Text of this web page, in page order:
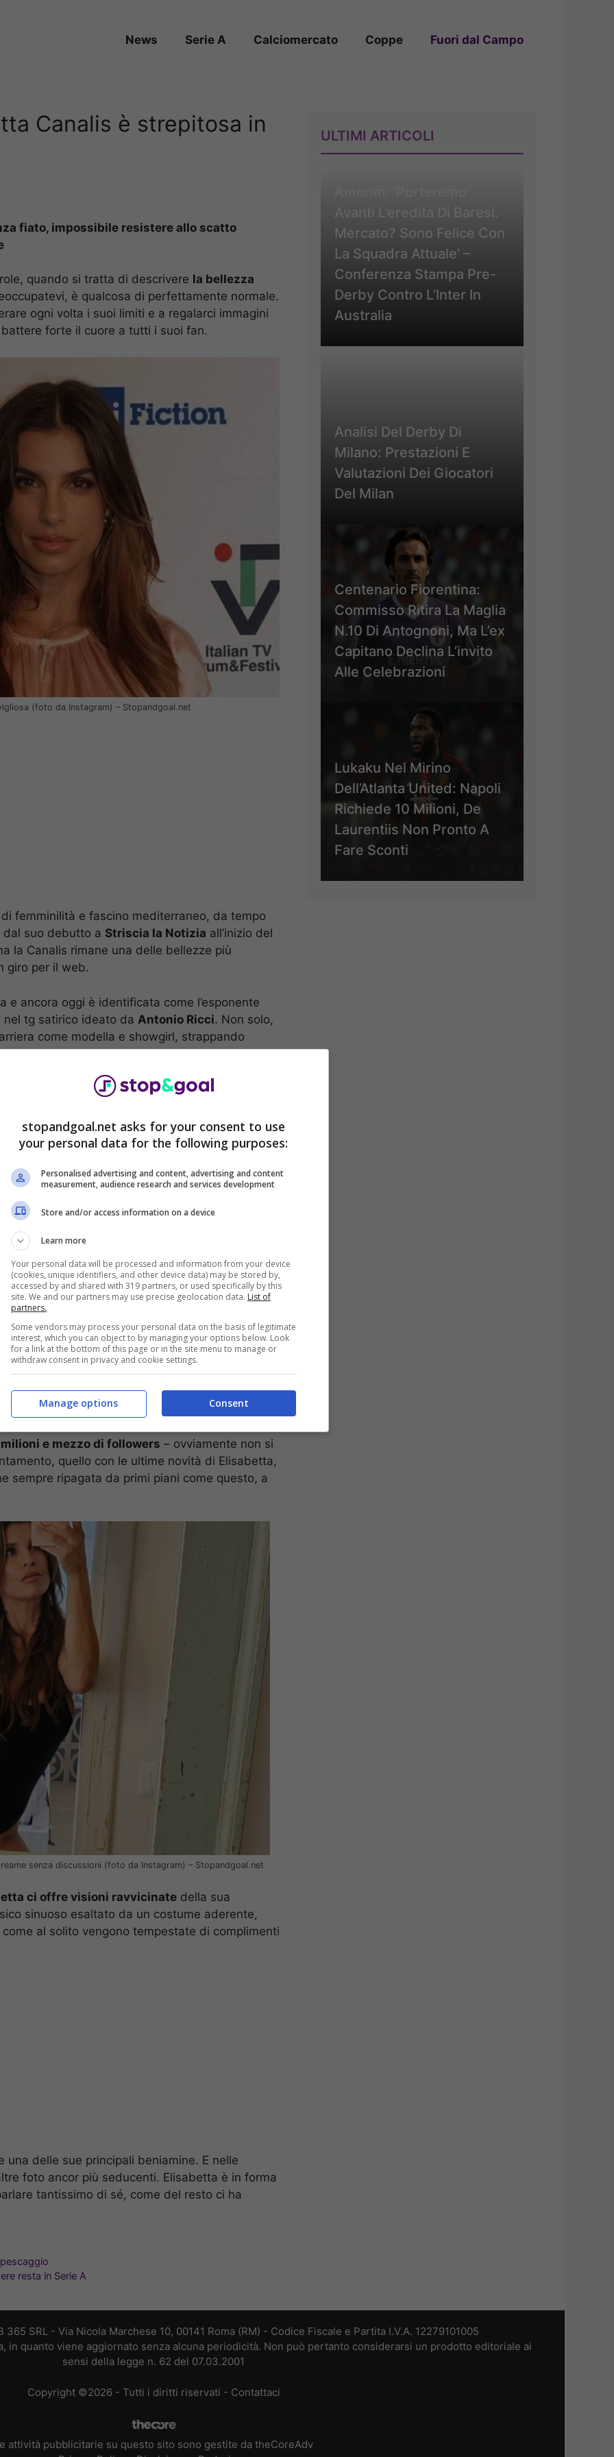
News Serie A Calciomercato Coppe Fuori dal Campo
Canalis è strepitosa in
fiato, impossibile resistere allo scatto
quando si tratta di descrivere la bellezza
è qualcosa di perfettamente normale.
ogni volta i suoi limiti e a regalarci immagini
forte il cuore a tutti i suoi fan.
(foto da Instagram) – Stopandgoal.net
femminilità e fascino mediterraneo, da tempo
dal suo debutto a Striscia la Notizia all’inizio del
la Canalis rimane una delle bellezze più
giro per il web.
e ancora oggi è identificata come l’esponente
tg satirico ideato da Antonio Ricci. Non solo,
come modella e showgirl, strappando
di apparire sempre giovanile e irresistibile,
ormai li conosciamo piuttosto bene. Ed
i risultati di tutto questo, con foto sui social
in questo periodo dove le temperature
abbaglianti e che fanno
e mezzo di followers – ovviamente non si
quello con le ultime novità di Elisabetta,
sempre ripagata da primi piani come questo, a
senza discussioni (foto da Instagram) – Stopandgoal.net
ci offre visioni ravvicinate della sua
sinuoso esaltato da un costume aderente,
al solito vengono tempestate di complimenti
una delle sue principali beniamine. E nelle
foto ancor più seducenti. Elisabetta è in forma
tantissimo di sé, come del resto ci ha
resta in Serie A
ULTIMI ARTICOLI
Avanti L’eredità Di Baresi.
Mercato? Sono Felice Con
La Squadra Attuale’ –
Conferenza Stampa Pre-
Derby Contro L’Inter In
Australia
Analisi Del Derby Di
Milano: Prestazioni E
Valutazioni Dei Giocatori
Del Milan
Centenario Fiorentina:
Commisso Ritira La Maglia
N.10 Di Antognoni, Ma L’ex
Capitano Declina L’invito
Alle Celebrazioni
Lukaku Nel Mirino
Dell’Atlanta United: Napoli
Richiede 10 Milioni, De
Laurentiis Non Pronto A
Fare Sconti
SRL - Via Nicola Marchese 10, 00141 Roma (RM) - Codice Fiscale e Partita I.V.A. 12279101005
in quanto viene aggiornato senza alcuna periodicità. Non può pertanto considerarsi un prodotto editoriale ai
sensi della legge n. 62 del 07.03.2001
Copyright ©2026 - Tutti i diritti riservati - Contattaci
attività pubblicitarie su questo sito sono gestite da theCoreAdv
stopandgoal.net asks for your consent to use
your personal data for the following purposes:
Personalised advertising and content, advertising and content
measurement, audience research and services development
Store and/or access information on a device
Learn more
Your personal data will be processed and information from your device
(cookies, unique identifiers, and other device data) may be stored by,
accessed by and shared with 319 partners, or used specifically by this
site. We and our partners may use precise geolocation data. List of
partners.
Some vendors may process your personal data on the basis of legitimate
interest, which you can object to by managing your options below. Look
for a link at the bottom of this page or in the site menu to manage or
withdraw consent in privacy and cookie settings.
Consent
Manage options